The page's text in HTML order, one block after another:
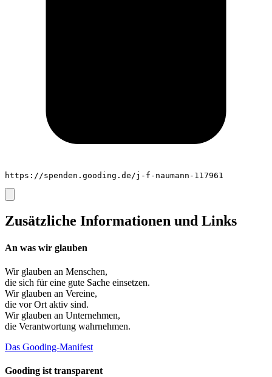
https://spenden.gooding.de/j-f-naumann-117961
Zusätzliche Informationen und Links
An was wir glauben
Wir glauben an Menschen,
die sich für eine gute Sache einsetzen.
Wir glauben an Vereine,
die vor Ort aktiv sind.
Wir glauben an Unternehmen,
die Verantwortung wahrnehmen.
Das Gooding-Manifest
Gooding ist transparent